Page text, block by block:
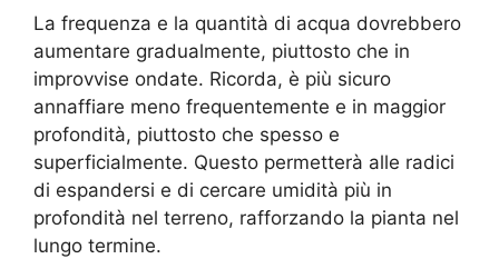
La frequenza e la quantità di acqua dovrebbero
aumentare gradualmente, piuttosto che in
improvvise ondate. Ricorda, è più sicuro
annaffiare meno frequentemente e in maggior
profondità, piuttosto che spesso e
superficialmente. Questo permetterà alle radici
di espandersi e di cercare umidità più in
profondità nel terreno, rafforzando la pianta nel
lungo termine.